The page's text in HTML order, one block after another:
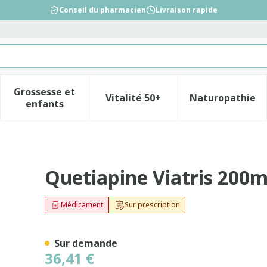
Conseil du pharmacien Livraison rapide
catégorie Beauté, soins et hygiène
sous-menu pour la catégorie Régime, alimentation &
Grossesse et
enfants
Afficher le sous-menu pour la catégorie
Vitalité 50+Afficher le sous-menu pour
Naturopathie
Afficher
Pell 60
Quetiapine Viatris
Sur prescription
Médicament
36,41 €
Sur demande